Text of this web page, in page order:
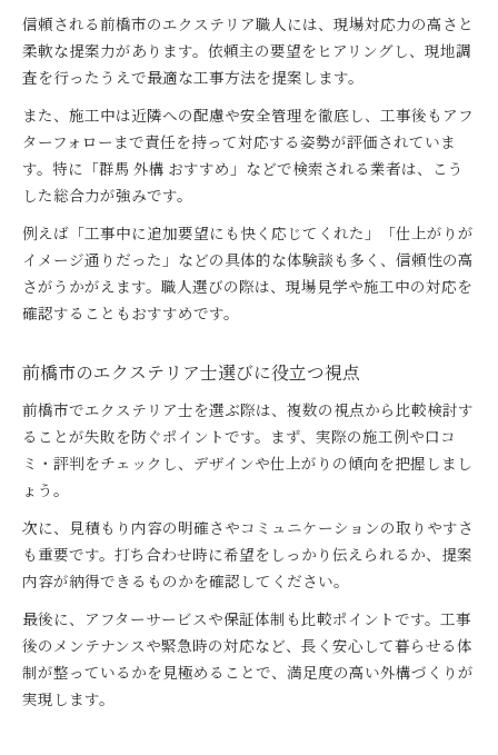
信頼される前橋市のエクステリア職人には、現場対応力の高さと
柔軟な提案力があります。依頼主の要望をヒアリングし、現地調
査を行ったうえで最適な工事方法を提案します。
また、施工中は近隣への配慮や安全管理を徹底し、工事後もアフ
ターフォローまで責任を持って対応する姿勢が評価されていま
す。特に「群馬 外構 おすすめ」などで検索される業者は、こう
した総合力が強みです。
例えば「工事中に追加要望にも快く応じてくれた」「仕上がりが
イメージ通りだった」などの具体的な体験談も多く、信頼性の高
さがうかがえます。職人選びの際は、現場見学や施工中の対応を
確認することもおすすめです。
前橋市のエクステリア士選びに役立つ視点
前橋市でエクステリア士を選ぶ際は、複数の視点から比較検討す
ることが失敗を防ぐポイントです。まず、実際の施工例や口コ
ミ・評判をチェックし、デザインや仕上がりの傾向を把握しまし
ょう。
次に、見積もり内容の明確さやコミュニケーションの取りやすさ
も重要です。打ち合わせ時に希望をしっかり伝えられるか、提案
内容が納得できるものかを確認してください。
最後に、アフターサービスや保証体制も比較ポイントです。工事
後のメンテナンスや緊急時の対応など、長く安心して暮らせる体
制が整っているかを見極めることで、満足度の高い外構づくりが
実現します。